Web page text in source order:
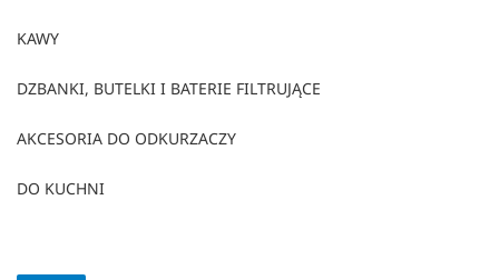
KAWY
DZBANKI, BUTELKI I BATERIE FILTRUJĄCE
AKCESORIA DO ODKURZACZY
DO KUCHNI